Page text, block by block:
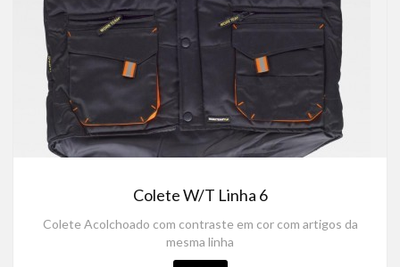
Colete W/T Linha 6
Colete Acolchoado com contraste em cor com artigos da
mesma linha